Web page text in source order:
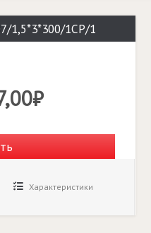
1,5*3*300/1CP/1
Характеристики